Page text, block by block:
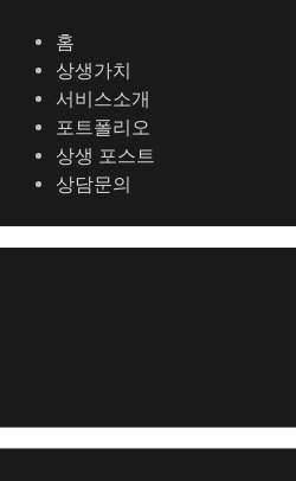
홈
상생가치
서비스소개
포트폴리오
상생 포스트
상담문의